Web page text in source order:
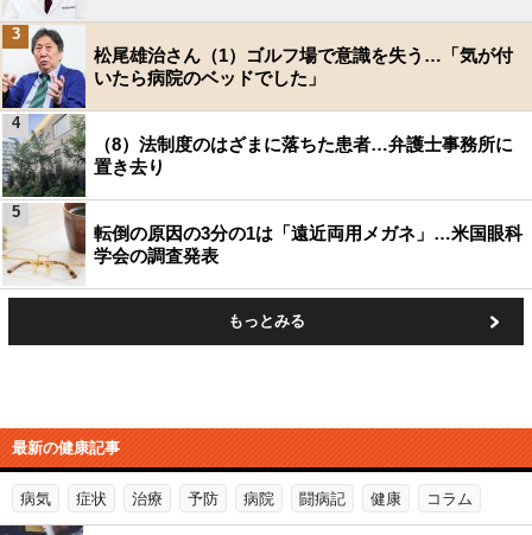
松尾雄治さん（1）ゴルフ場で意識を失う…「気が付
いたら病院のベッドでした」
3
（8）法制度のはざまに落ちた患者…弁護士事務所に
置き去り
4
転倒の原因の3分の1は「遠近両用メガネ」…米国眼科
学会の調査発表
5
もっとみる
最新の健康記事
病気 症状 治療 予防 病院 闘病記 健康 コラム